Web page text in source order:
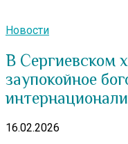
Новости
В Сергиевском
заупокойное
16.02.2026